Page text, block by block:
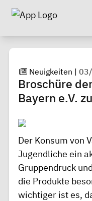
Neuigkeiten |
Broschüre
Bayern e.V.
Der Konsum von
Jugendliche ein
Gruppendruck
die Produkte
wichtiger ist es,